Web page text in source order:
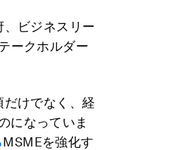
ビジネスリー
ークホルダー
けでなく、経
になっていま
MSMEを強化す